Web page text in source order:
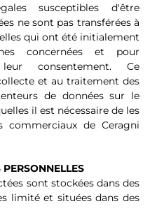
susceptibles d'être
ne sont pas transférées à
qui ont été initialement
concernées et pour
consentement. Ce
et au traitement des
de données sur le
il est nécessaire de les
commerciaux de Ceragni
sont stockées dans des
limité et situées dans des